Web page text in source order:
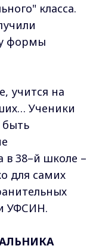
класса.
формы
учится на
Ученики
в 38–й школе –
для самих
УФСИН.